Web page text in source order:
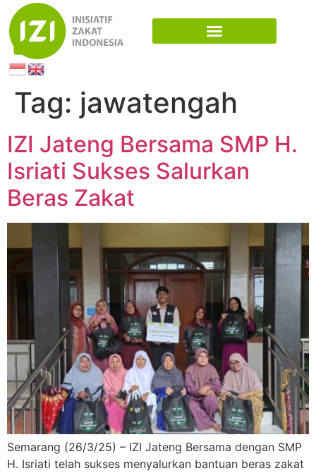
Tag: jawatengah
IZI Jateng Bersama SMP H.
Isriati Sukses Salurkan
Beras Zakat
Semarang (26/3/25) – IZI Jateng Bersama dengan SMP
H. Isriati telah sukses menyalurkan bantuan beras zakat